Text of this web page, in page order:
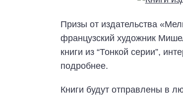
Призы от издательства
французский художник
книги из “Тонкой серии”,
подробнее.
Книги будут отправлены в